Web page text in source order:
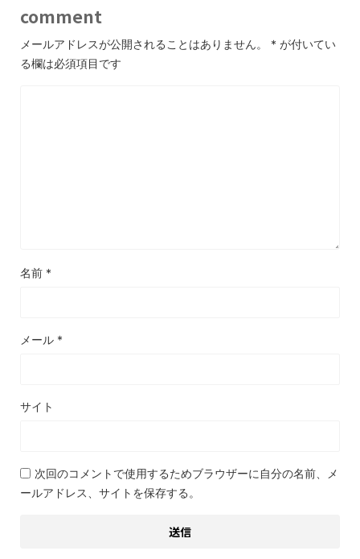
comment
メールアドレスが公開されることはありません。 * が付いてい
る欄は必須項目です
名前 *
メール *
サイト
次回のコメントで使用するためブラウザーに自分の名前、メ
ールアドレス、サイトを保存する。